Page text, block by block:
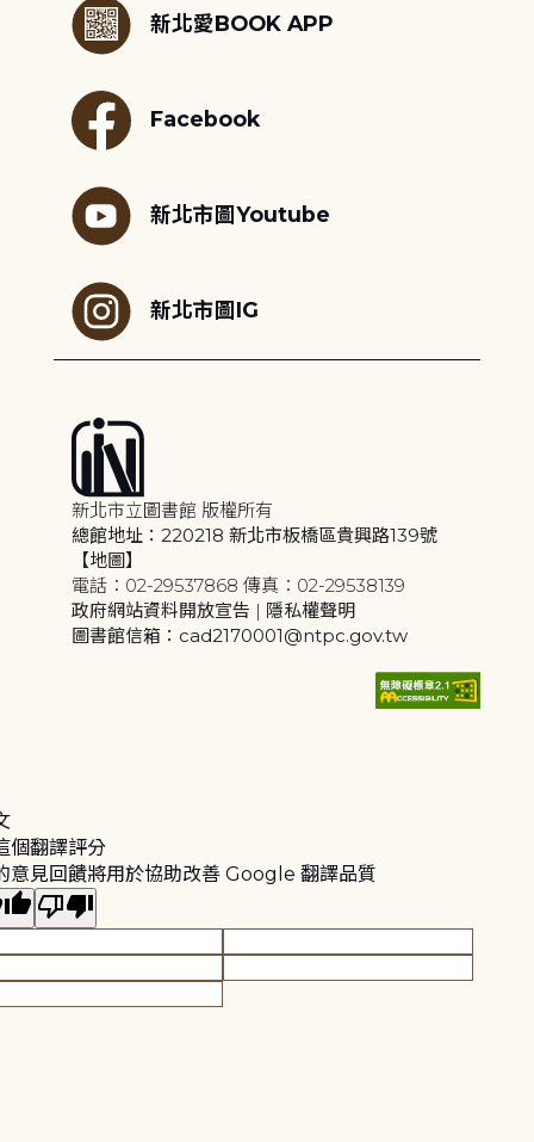
新北愛BOOK APP
Facebook
新北市圖Youtube
新北市圖IG
新北市立圖書館 版權所有
總館地址：220218 新北市板橋區貴興路139號
【地圖】
電話：02-29537868 傳真：02-29538139
政府網站資料開放宣告 | 隱私權聲明
圖書館信箱：cad2170001@ntpc.gov.tw
個翻譯評分
意見回饋將用於協助改善 Google 翻譯品質